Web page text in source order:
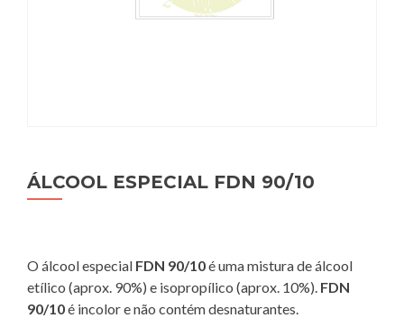
ÁLCOOL ESPECIAL FDN 90/10
O álcool especial FDN 90/10é uma mistura de álcool
etílico (aprox. 90%) e isopropílico (aprox. 10%). FDN
90/10é incolor e não contém desnaturantes.